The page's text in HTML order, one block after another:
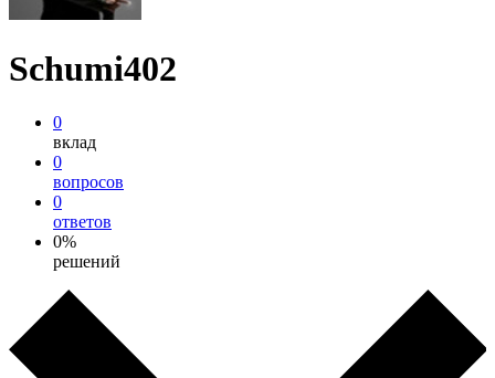
Schumi402
0
вклад
0
вопросов
0
ответов
0%
решений